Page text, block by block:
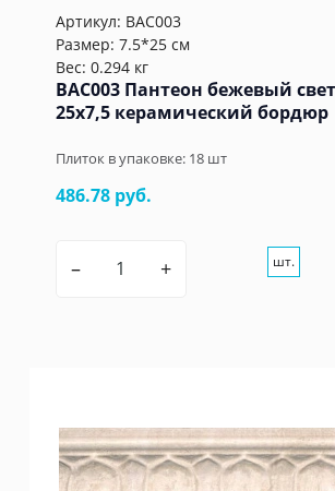
Артикул: BAC003
Размер: 7.5*25 см
Вес: 0.294 кг
BAC003 Пантеон бежевый
25x7,5 керамический бордюр
Плиток в упаковке: 18 шт
486.78 руб.
– + шт.